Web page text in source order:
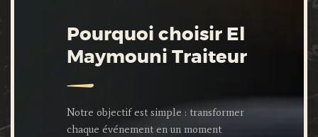
Pourquoi choisir El
Maymouni Traiteur
Notre objectif est simple : transformer
chaque événement en un moment